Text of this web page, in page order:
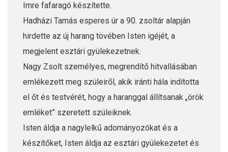
Imre fafaragó készítette.
Hadházi Tamás esperes úr a 90. zsoltár alapján
hirdette az új harang tövében Isten igéjét, a
megjelent esztári gyülekezetnek.
Nagy Zsolt személyes, megrendítő hitvallásában
emlékezett meg szüleiről, akik iránti hála indította
el őt és testvérét, hogy a haranggal állítsanak „örök
emléket” szeretett szüleiknek.
Isten áldja a nagylelkű adományozókat és a
készítőket, Isten áldja az esztári gyülekezetet és